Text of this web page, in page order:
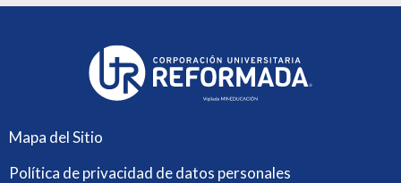
Mapa del Sitio
Política de privacidad de datos personales